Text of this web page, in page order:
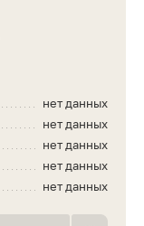
нет данных
нет данных
нет данных
нет данных
нет данных